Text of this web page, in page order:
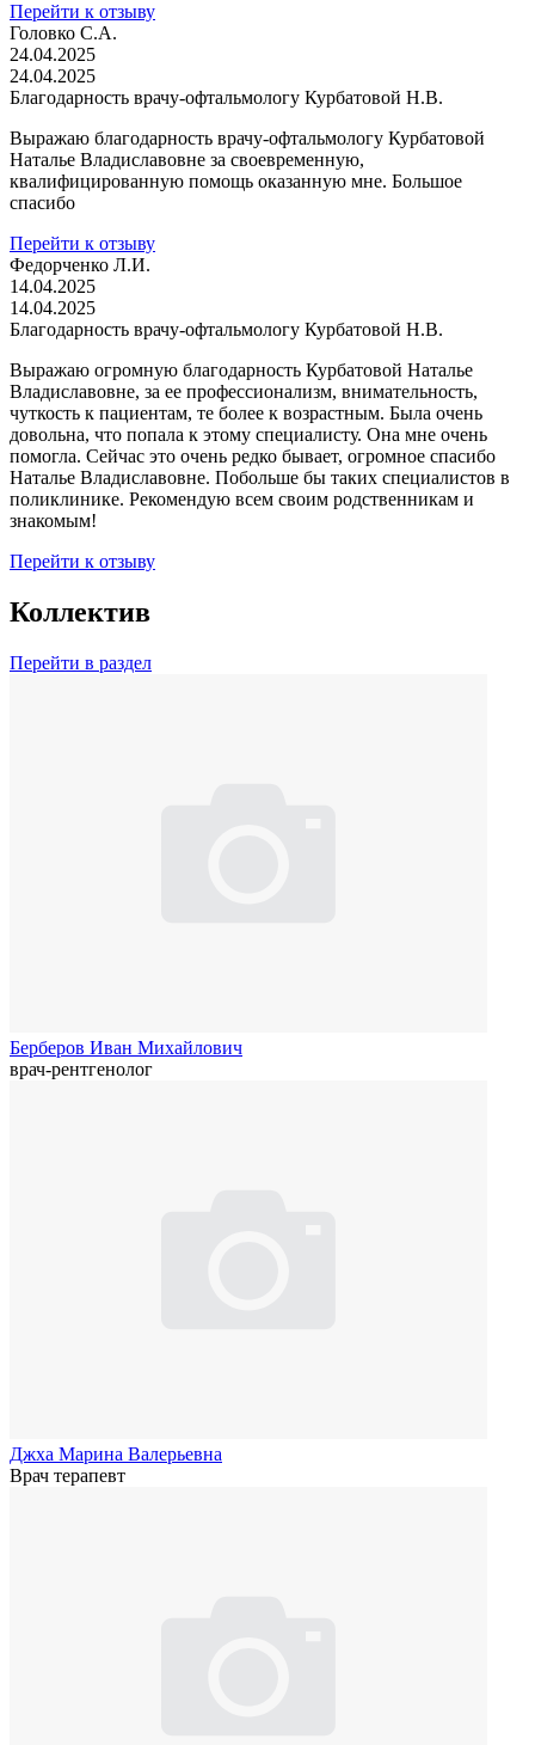
Перейти к отзыву
Головко С.А.
24.04.2025
24.04.2025
Благодарность врачу-офтальмологу Курбатовой Н.В.
Выражаю благодарность врачу-офтальмологу Курбатовой
Наталье Владиславовне за своевременную,
квалифицированную помощь оказанную мне. Большое
спасибо
Перейти к отзыву
Федорченко Л.И.
14.04.2025
14.04.2025
Благодарность врачу-офтальмологу Курбатовой Н.В.
Выражаю огромную благодарность Курбатовой Наталье
Владиславовне, за ее профессионализм, внимательность,
чуткость к пациентам, те более к возрастным. Была очень
довольна, что попала к этому специалисту. Она мне очень
помогла. Сейчас это очень редко бывает, огромное спасибо
Наталье Владиславовне. Побольше бы таких специалистов в
поликлинике. Рекомендую всем своим родственникам и
знакомым!
Перейти к отзыву
Коллектив
Перейти в раздел
Берберов Иван Михайлович
врач-рентгенолог
Джха Марина Валерьевна
Врач терапевт